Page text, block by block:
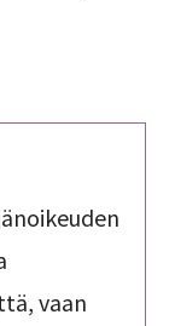
vaan